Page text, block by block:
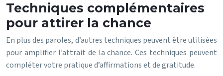
Techniques complémentaires
pour attirer la chance
En plus des paroles, d’autres techniques peuvent être utilisées
pour amplifier l’attrait de la chance. Ces techniques peuvent
compléter votre pratique d’affirmations et de gratitude.